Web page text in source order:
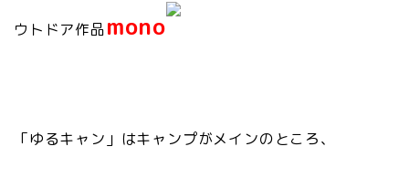
ウトドア作品mono
「ゆるキャン」はキャンプがメインのところ、